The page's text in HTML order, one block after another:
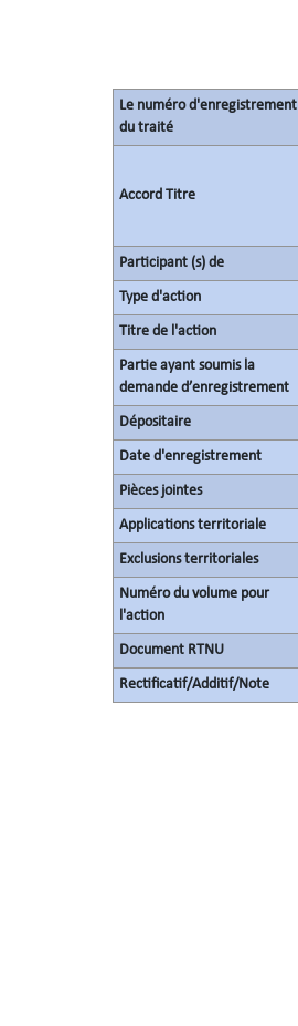
Le numéro d'enregistrement
du traité
Accord Titre
Participant (s) de
Type d'action
Titre de l'action
Partie ayant soumis la
demande d’enregistrement
Dépositaire
Date d'enregistrement
Pièces jointes
Applications territoriale
Exclusions territoriales
Numéro du volume pour
l'action
Document RTNU
Rectificatif/Additif/Note